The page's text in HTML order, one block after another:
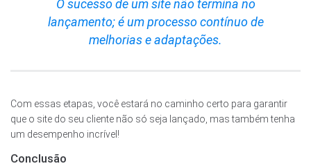
O sucesso de um site não termina no
lançamento; é um processo contínuo de
melhorias e adaptações.
Com essas etapas, você estará no caminho certo para garantir
que o site do seu cliente não só seja lançado, mas também tenha
um desempenho incrível!
Conclusão